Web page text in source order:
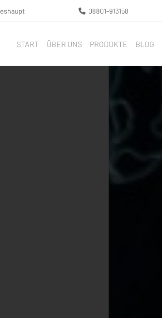
08801-913158
START ÜBER UNS PRODUKTE BLOG